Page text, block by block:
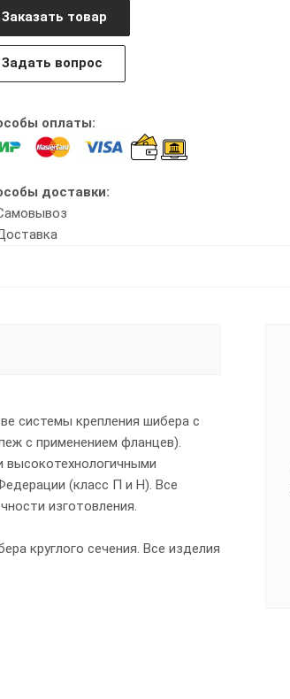
Заказать товар
Задать вопрос
оплаты:
доставки:
системы крепления шибера с
с применением фланцев).
(класс П и Н). Все
изготовления.
круглого сечения. Все изделия